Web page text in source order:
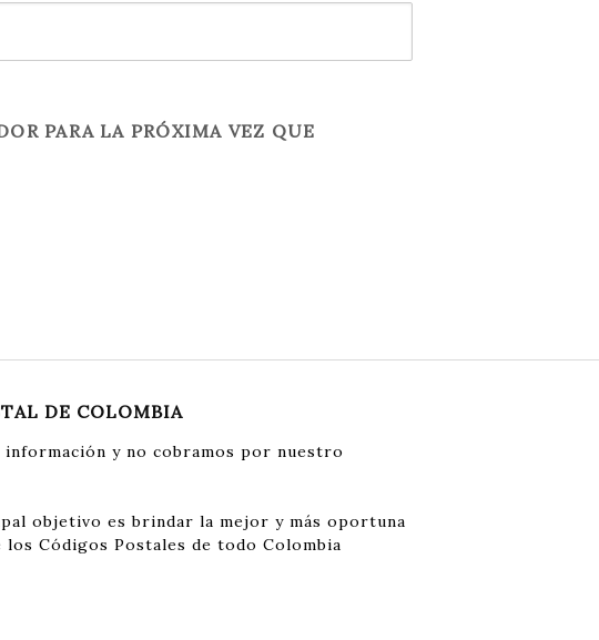
PARA LA PRÓXIMA VEZ QUE
DE COLOMBIA
información y no cobramos por nuestro
objetivo es brindar la mejor y más oportuna
los Códigos Postales de todo Colombia